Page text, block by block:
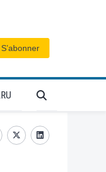
S’abonner
TwitterLinkedin